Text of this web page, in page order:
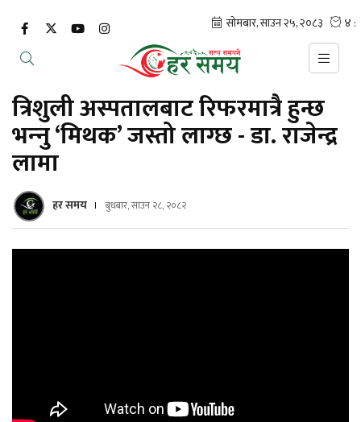
त्रिशुली अस्पतालबाट रिफरमात्रै हुन्छ
भन्‍नु ‘मिथक’ जस्तो लाग्छ - डा. राजेन्द्र
लामा
हर समय बुधबार, साउन २८, २०८२